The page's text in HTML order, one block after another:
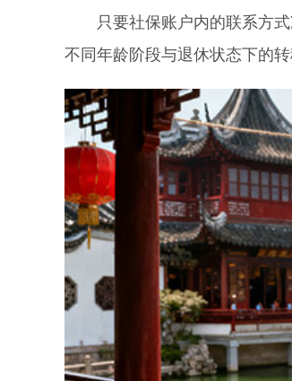
只要社保账户内的联系方式
不同年龄阶段与退休状态下的